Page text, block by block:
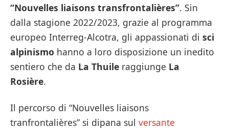
“Nouvelles liaisons transfrontalières”. Sin
dalla stagione 2022/2023, grazie al programma
europeo Interreg-Alcotra, gli appassionati di sci
alpinismo hanno a loro disposizione un inedito
sentiero che da La Thuile raggiunge La
Rosière.
Il percorso di “Nouvelles liaisons
tranfrontalières” si dipana sul versante